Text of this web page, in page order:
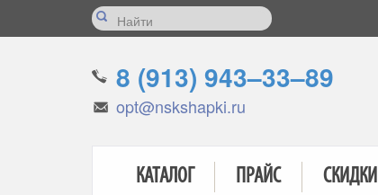
8 (913) 943–33–89
opt@nskshapki.ru
КАТАЛОГ ПРАЙС СКИДКИ